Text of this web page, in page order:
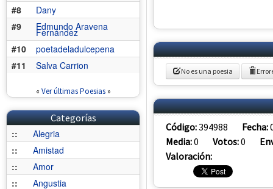
#8
Dany
#9
Edmundo Aravena
Fernández
#10
poetadeladulcepena
#11
Salva Carrion
« Ver últimas Poesias»
Categorías
::
Alegria
::
Amistad
::
Amor
::
Angustia
No es una poesia
Código:394988 Fecha:
Media:0 Votos:0
Valoración: